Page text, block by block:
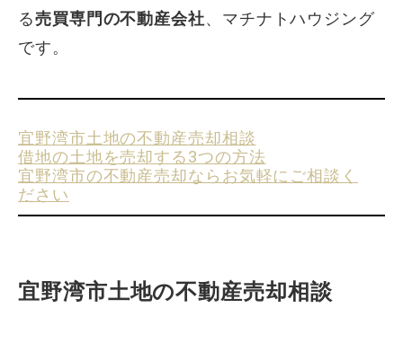
る売買専門の不動産会社、マチナトハウジング
です。
宜野湾市土地の不動産売却相談
借地の土地を売却する3つの方法
宜野湾市の不動産売却ならお気軽にご相談く
ださい
宜野湾市土地の不動産売却相談